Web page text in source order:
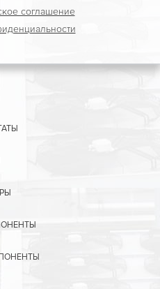
соглашение